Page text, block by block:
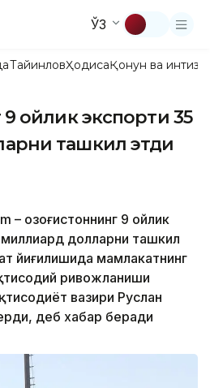
ЎЗ
ТайинловҲодисаҚонун ва
9 ойлик экспорти 35
ташкил этди
– Қозоғистоннинг 9 ойлик
долларни ташкил
йиғилишида мамлакатнинг
ривожланиши
вазири Руслан
деб хабар беради